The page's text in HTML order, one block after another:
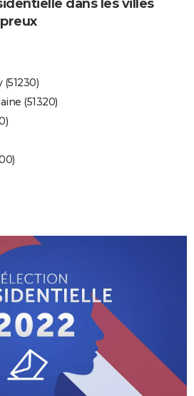
dans les villes
(51320)